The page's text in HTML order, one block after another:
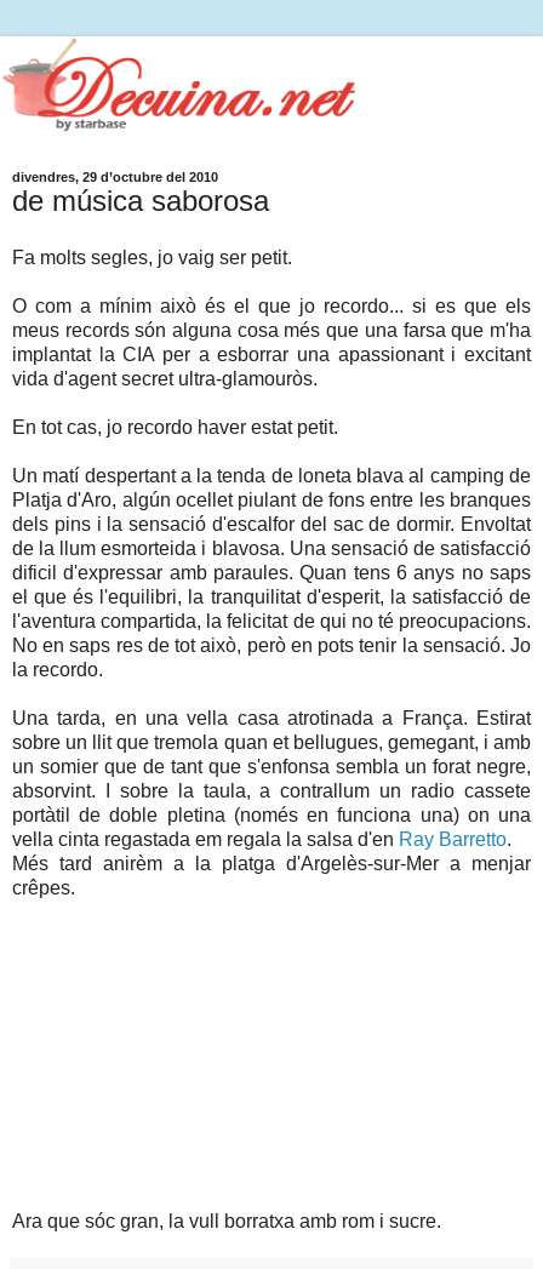
divendres, 29 d’octubre del 2010
de música saborosa
Fa molts segles, jo vaig ser petit.
O com a mínim això és el que jo recordo... si es que els
meus records són alguna cosa més que una farsa que m'ha
implantat la CIA per a esborrar una apassionant i excitant
vida d'agent secret ultra-glamouròs.
En tot cas, jo recordo haver estat petit.
Un matí despertant a la tenda de loneta blava al camping de
Platja d'Aro, algún ocellet piulant de fons entre les branques
dels pins i la sensació d'escalfor del sac de dormir. Envoltat
de la llum esmorteida i blavosa. Una sensació de satisfacció
dificil d'expressar amb paraules. Quan tens 6 anys no saps
el que és l'equilibri, la tranquilitat d'esperit, la satisfacció de
l'aventura compartida, la felicitat de qui no té preocupacions.
No en saps res de tot això, però en pots tenir la sensació. Jo
la recordo.
Una tarda, en una vella casa atrotinada a França. Estirat
sobre un llit que tremola quan et bellugues, gemegant, i amb
un somier que de tant que s'enfonsa sembla un forat negre,
absorvint. I sobre la taula, a contrallum un radio cassete
portàtil de doble pletina (només en funciona una) on una
vella cinta regastada em regala la salsa d'en Ray Barretto.
Més tard anirèm a la platga d'Argelès-sur-Mer a menjar
crêpes.
Ara que sóc gran, la vull borratxa amb rom i sucre.